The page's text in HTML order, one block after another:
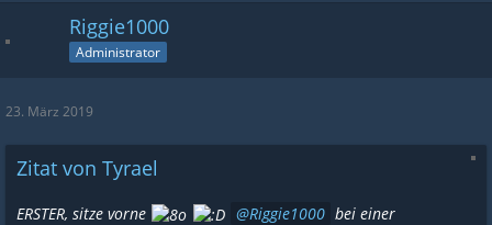
Riggie1000
Administrator
23. März 2019
Zitat von Tyrael
ERSTER, sitze vorne Riggie1000 bei einer